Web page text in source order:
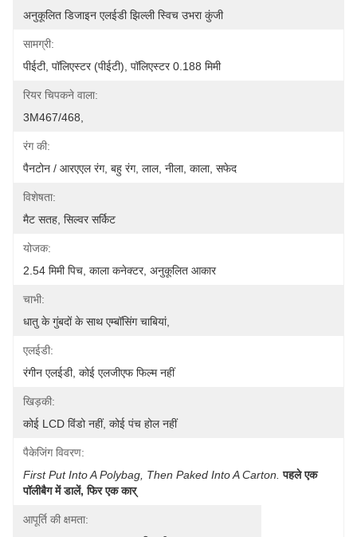
अनुकूलित डिजाइन एलईडी झिल्ली स्विच उभरा कुंजी
सामग्री:
पीईटी, पॉलिएस्टर (पीईटी), पॉलिएस्टर 0.188 मिमी
रियर चिपकने वाला:
3M467/468,
रंग की:
पैनटोन / आरएएल रंग, बहु रंग, लाल, नीला, काला, सफेद
विशेषता:
मैट सतह, सिल्वर सर्किट
योजक:
2.54 मिमी पिच, काला कनेक्टर, अनुकूलित आकार
चाभी:
धातु के गुंबदों के साथ एम्बॉसिंग चाबियां,
एलईडी:
रंगीन एलईडी, कोई एलजीएफ फिल्म नहीं
खिड़की:
कोई LCD विंडो नहीं, कोई पंच होल नहीं
पैकेजिंग विवरण:
First Put Into A Polybag, Then Paked Into A Carton. पहले एक
पॉलीबैग में डालें, फिर एक कार्
आपूर्ति की क्षमता: